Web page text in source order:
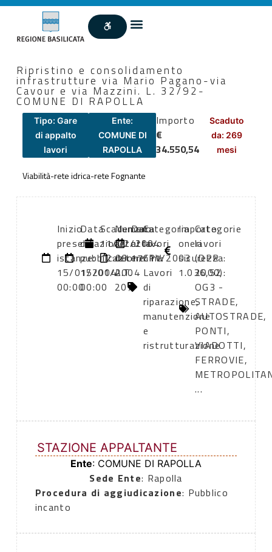
Ripristino e consolidamento
infrastrutture via Mario Pagano-via
Cavour e via Mazzini. L. 32/92-
COMUNE DI RAPOLLA
Tipo: Gare
di appalto
lavori
Ente:
COMUNE DI
RAPOLLA
Importo
€
34.550,54
Scaduto
da: 269
mesi
Viabilità-rete idrica-rete Fognante
Inizio
presentazione
istanze:
15/01/2004
00:00
Data
di
pubblicazione:
15/01/2004
00:00
Scadenza:
11/02/2004
12:00
Numero
atto:
determina
A.T.
207
Data
atto:
17/11/2003
Categoria
lavori
CPV:
Lavori
di
riparazione,
manutenzione
e
ristrutturazione
Importo
oneri
sicurezza:
1.036,52
Categorie
lavori
(DPR
2000):
OG3 -
STRADE,
AUTOSTRADE,
PONTI,
VIADOTTI,
FERROVIE,
...
STAZIONE APPALTANTE
Ente: COMUNE DI RAPOLLA
Sede Ente: Rapolla
Procedura di aggiudicazione: Pubblico
incanto